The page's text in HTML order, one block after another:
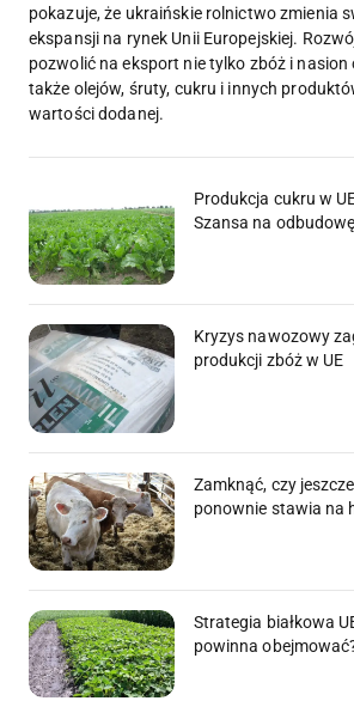
pokazuje, że ukraińskie rolnictwo zmienia
ekspansji na rynek Unii Europejskiej.
pozwolić na eksport nie tylko zbóż i nasion
także olejów, śruty, cukru i innych
wartości dodanej.
Produkcja cukru w
Szansa na
Kryzys nawozowy
produkcji zbóż w UE
Zamknąć, czy
ponownie stawia na
Strategia białkowa
powinna